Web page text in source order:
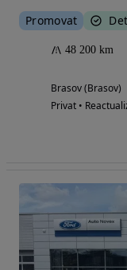
Promovat
48 200 km
Brasov (Brasov)
Privat •